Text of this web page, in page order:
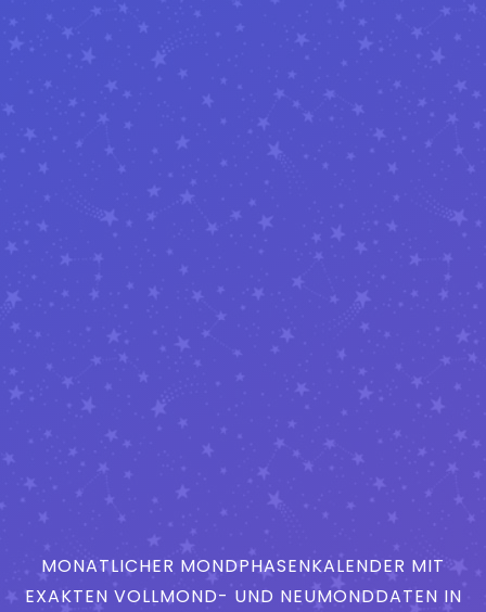
MONATLICHER MONDPHASENKALENDER MIT
EXAKTEN VOLLMOND- UND NEUMONDDATEN IN